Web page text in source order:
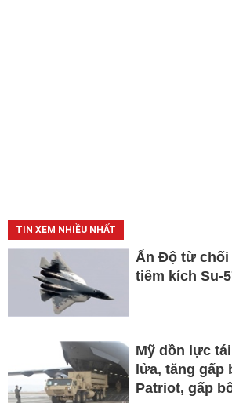
TIN XEM NHIỀU NHẤT
Ấn Độ từ chối
tiêm kích Su-
Mỹ dồn lực
lửa, tăng gấp
Patriot, gấp